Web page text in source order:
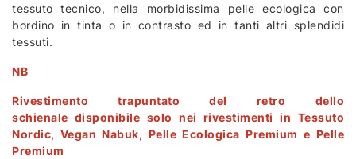
tessuto tecnico, nella morbidissima pelle ecologica con
bordino in tinta o in contrasto ed in tanti altri splendidi
tessuti.
NB
Rivestimento trapuntato del retro dello
schienale disponibile solo nei rivestimenti in Tessuto
Nordic, Vegan Nabuk, Pelle Ecologica Premium e Pelle
Premium